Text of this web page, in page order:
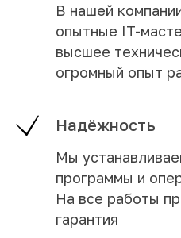
В нашей
опытные IT-
высшее
огромный опыт
Надёжность
Мы
программы и
На все работы
гарантия